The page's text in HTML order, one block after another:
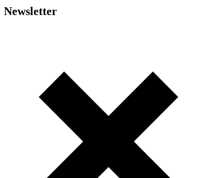
Newsletter